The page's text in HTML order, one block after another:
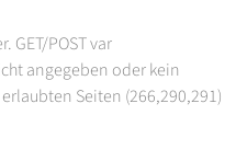
GET/POST var
angegeben oder kein
Seiten (266,290,291)